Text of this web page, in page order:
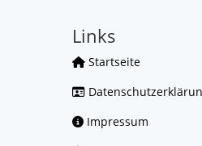
Links
Startseite
Impressum